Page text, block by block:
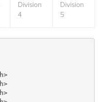
Division
4
Division
5